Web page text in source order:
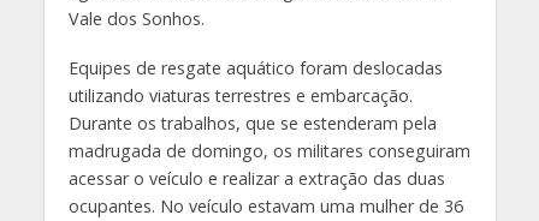
Vale dos Sonhos.
Equipes de resgate aquático foram deslocadas
utilizando viaturas terrestres e embarcação.
Durante os trabalhos, que se estenderam pela
madrugada de domingo, os militares conseguiram
acessar o veículo e realizar a extração das duas
ocupantes. No veículo estavam uma mulher de 36